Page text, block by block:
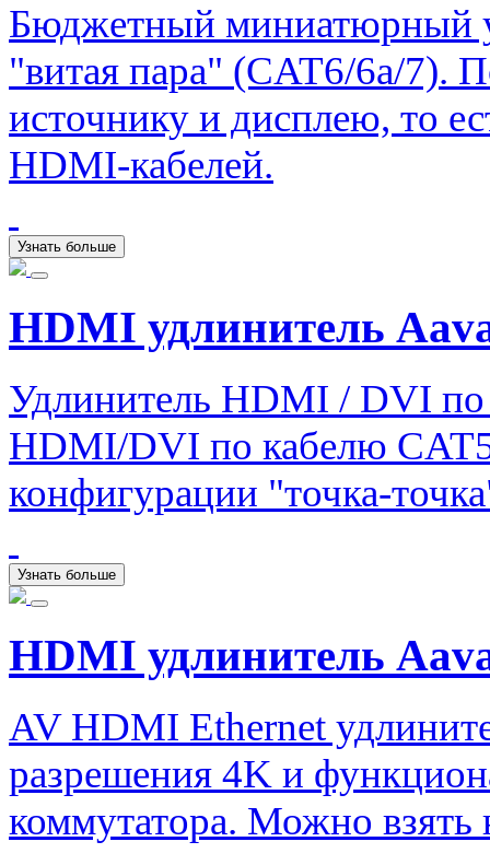
Бюджетный миниатюрный
"витая пара" (CAT6/6a/7).
источнику и дисплею, то
HDMI-кабелей.
Узнать больше
HDMI удлинитель
Удлинитель HDMI / DVI по
HDMI/DVI по кабелю
конфигурации "точка-
Узнать больше
HDMI удлинитель
AV HDMI Ethernet
разрешения 4K и
коммутатора. Можно взять